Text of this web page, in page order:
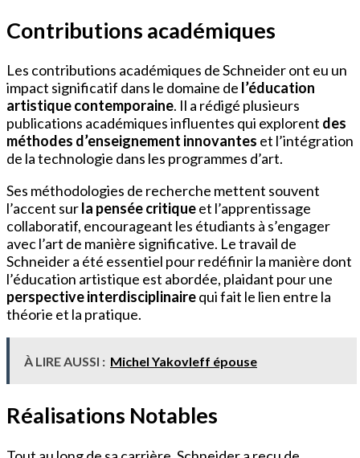
Contributions académiques
Les contributions académiques de Schneider ont eu un
impact significatif dans le domaine de l’éducation
artistique contemporaine. Il a rédigé plusieurs
publications académiques influentes qui explorent des
méthodes d’enseignement innovantes et l’intégration
de la technologie dans les programmes d’art.
Ses méthodologies de recherche mettent souvent
l’accent surla pensée critiqueet l’apprentissage
collaboratif, encourageant les étudiants à s’engager
avec l’art de manière significative. Le travail de
Schneider a été essentiel pour redéfinir la manière dont
l’éducation artistique est abordée, plaidant pour une
perspective interdisciplinairequi fait le lien entre la
théorie et la pratique.
À LIRE AUSSI : Michel Yakovleff épouse
Réalisations Notables